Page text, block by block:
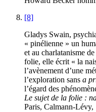
[8]
Gladys Swain,
« pinélienne » un
et au charlatanisme
folie, elle écrit « la
l’avènement d’une
l’exploration sans a
l’égard des
Le sujet de la folie :
Paris, Calmann-Lévy,